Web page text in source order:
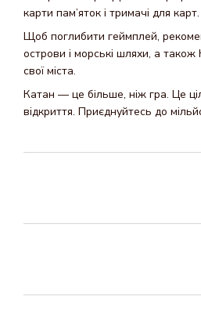
карти пам’яток і тримачі для
Щоб поглибити геймплей,
острови і морські шляхи, а
свої міста.
Катан — це більше, ніж гра. Це
відкриття. Приєднуйтесь до